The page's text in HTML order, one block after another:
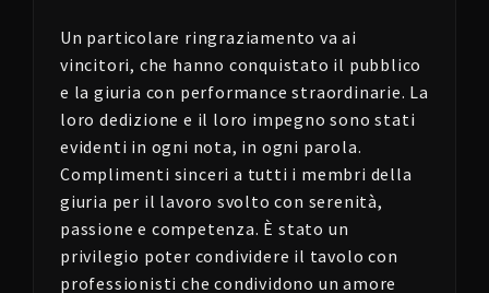
Un particolare ringraziamento va ai
vincitori, che hanno conquistato il pubblico
e la giuria con performance straordinarie. La
loro dedizione e il loro impegno sono stati
evidenti in ogni nota, in ogni parola.
Complimenti sinceri a tutti i membri della
giuria per il lavoro svolto con serenità,
passione e competenza. È stato un
privilegio poter condividere il tavolo con
professionisti che condividono un amore